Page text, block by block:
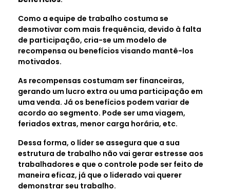
Como a equipe de trabalho costuma se
desmotivar com mais frequência, devido à falta
de participação, cria-se um modelo de
recompensa ou benefícios visando mantê-los
motivados.
As recompensas costumam ser financeiras,
gerando um lucro extra ou uma participação em
uma venda. Já os benefícios podem variar de
acordo ao segmento. Pode ser uma viagem,
feriados extras, menor carga horária, etc.
Dessa forma, o líder se assegura que a sua
estrutura de trabalho não vai gerar estresse aos
trabalhadores e que o controle pode ser feito de
maneira eficaz, já que o liderado vai querer
demonstrar seu trabalho.